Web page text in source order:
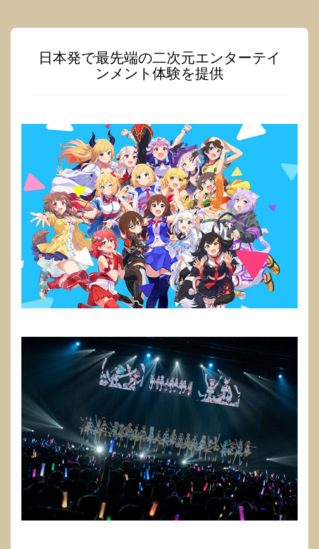
日本発で最先端の二次元エンターテイ
ンメント体験を提供